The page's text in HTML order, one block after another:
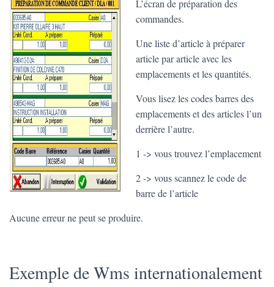
L’écran de préparation des
commandes.
Une liste d’article à préparer
article par article avec les
emplacements et les quantités.
Vous lisez les codes barres des
emplacements et des articles l’un
derrière l’autre.
1 -> vous trouvez l’emplacement
2 -> vous scannez le code de
barre de l’article
Aucune erreur ne peut se produire.
Exemple de Wms internationalement